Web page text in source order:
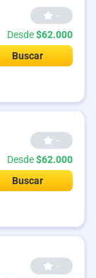
--
Desde$62.000
Buscar
--
Desde$62.000
Buscar
--